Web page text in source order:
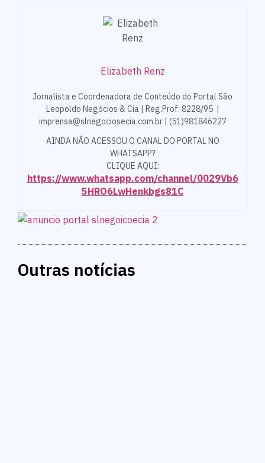
Elizabeth Renz
Jornalista e Coordenadora de Conteúdo do Portal São
Leopoldo Negócios & Cia | Reg.Prof. 8228/95 |
imprensa@slnegociosecia.com.br | (51)981846227
AINDA NÃO ACESSOU O CANAL DO PORTAL NO
WHATSAPP?
CLIQUE AQUI:
https://www.whatsapp.com/channel/0029Vb6
5HRO6LwHenkbgs81C
Outras notícias